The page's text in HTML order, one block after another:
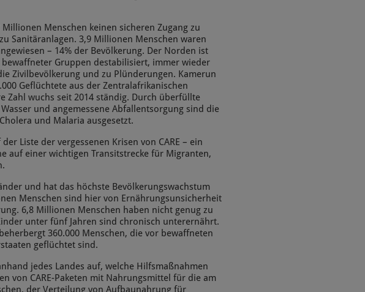
Menschen keinen sicheren Zugang zu
Sanitäranlagen. 3,9 Millionen Menschen waren
– 14% der Bevölkerung. Der Norden ist
Gruppen destabilisiert, immer wieder
Zivilbevölkerung und zu Plünderungen. Kamerun
Geflüchtete aus der Zentralafrikanischen
Zahl wuchs seit 2014 ständig. Durch überfüllte
und angemessene Abfallentsorgung sind die
und Malaria ausgesetzt.
Liste der vergessenen Krisen von CARE – ein
auf einer wichtigen Transitstrecke für Migranten,
und hat das höchste Bevölkerungswachstum
Menschen sind hier von Ernährungsunsicherheit
6,8 Millionen Menschen haben nicht genug zu
unter fünf Jahren sind chronisch unterernährt.
360.000 Menschen, die vor bewaffneten
geflüchtet sind.
jedes Landes auf, welche Hilfsmaßnahmen
von CARE-Paketen mit Nahrungsmittel für die am
der Verteilung von Aufbaunahrung für